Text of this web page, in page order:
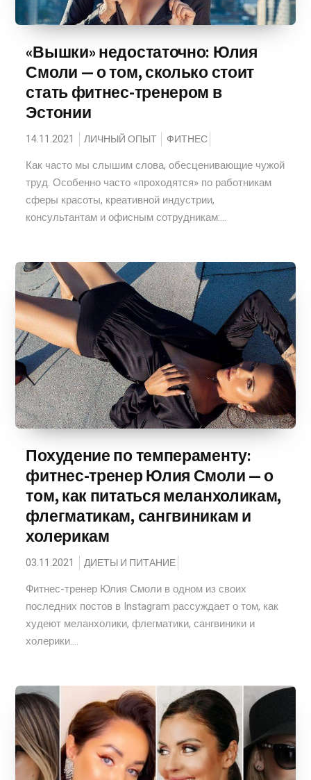
«Вышки» недостаточно: Юлия
Смоли — о том, сколько стоит
стать фитнес-тренером в
Эстонии
14.11.2021 ЛИЧНЫЙ ОПЫТ ФИТНЕС
Как часто мы слышим слова, обесценивающие чужой
труд. Особенно часто «проходятся» по работникам
сферы красоты, креативной индустрии,
консультантам и офисным сотрудникам:...
Похудение по темпераменту:
фитнес-тренер Юлия Смоли — о
том, как питаться меланхоликам,
флегматикам, сангвиникам и
холерикам
03.11.2021 ДИЕТЫ И ПИТАНИЕ
Фитнес-тренер Юлия Смоли в одном из своих
последних постов в Instagram рассуждает о том, как
худеют меланхолики, флегматики, сангвиники и
холерики....